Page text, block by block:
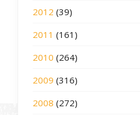
2012 (39)
2011 (161)
2010 (264)
2009 (316)
2008 (272)